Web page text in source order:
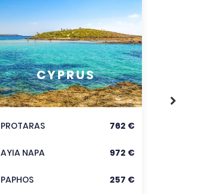
CYPRUS
PROTARAS 762 €
AYIA NAPA 972 €
PAPHOS 257 €